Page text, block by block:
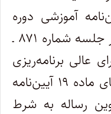
آموزشی دوره
دکتری تخصصی ( Ph.D ) در جلسه شماره ۸۷۱ ـ
شورای عالی برنامه‌ریزی
آموزشی رسیده است و برمبنای ماده ۱۹ آیین‌نامه
رساله به شرط